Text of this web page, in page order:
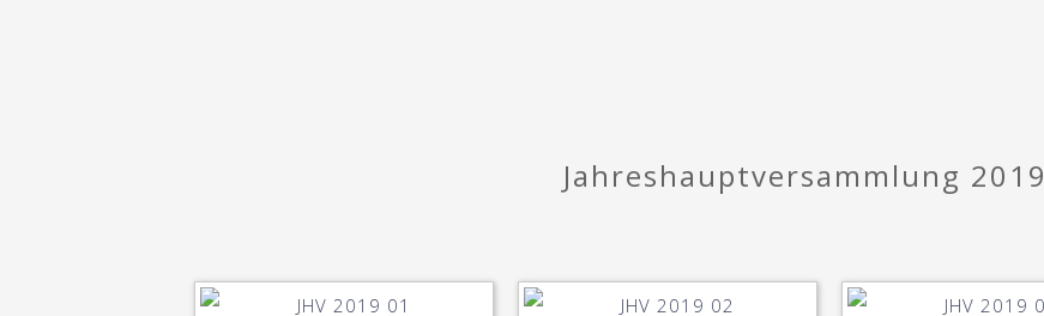
Jahreshauptversammlung 2019